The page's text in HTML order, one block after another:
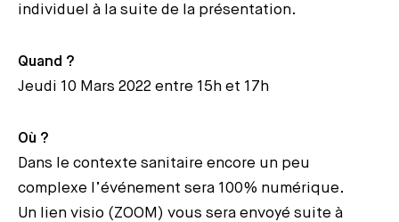
individuel à la suite de la présentation.
Quand ?
Jeudi 10 Mars 2022 entre 15h et 17h
Où ?
Dans le contexte sanitaire encore un peu
complexe l’événement sera 100% numérique.
Un lien visio (ZOOM) vous sera envoyé suite à